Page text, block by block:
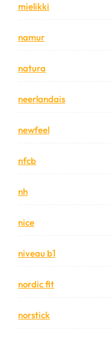
mielikki
namur
natura
neerlandais
newfeel
nfcb
nh
nice
niveau b1
nordic fit
norstick